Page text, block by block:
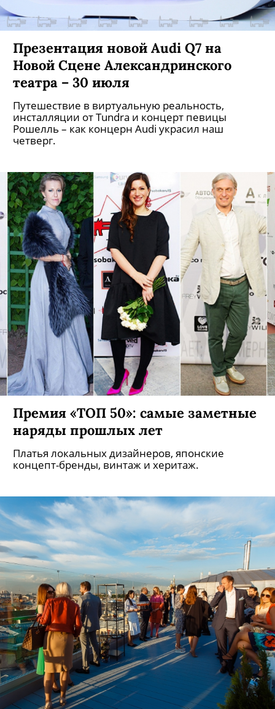
Презентация новой Audi Q7 на
Новой Сцене Александринского
театра – 30 июля
Путешествие в виртуальную реальность,
инсталляции от Tundra и концерт певицы
Рошелль – как концерн Audi украсил наш
четверг.
Премия «ТОП 50»: самые заметные
наряды прошлых лет
Платья локальных дизайнеров, японские
концепт-бренды, винтаж и херитаж.